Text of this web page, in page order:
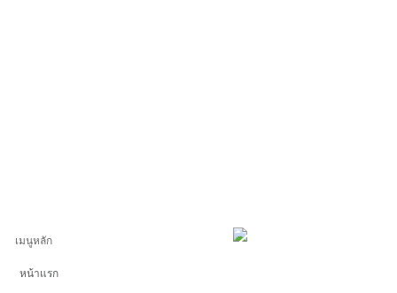
เมนูหลัก
หน้าแรก